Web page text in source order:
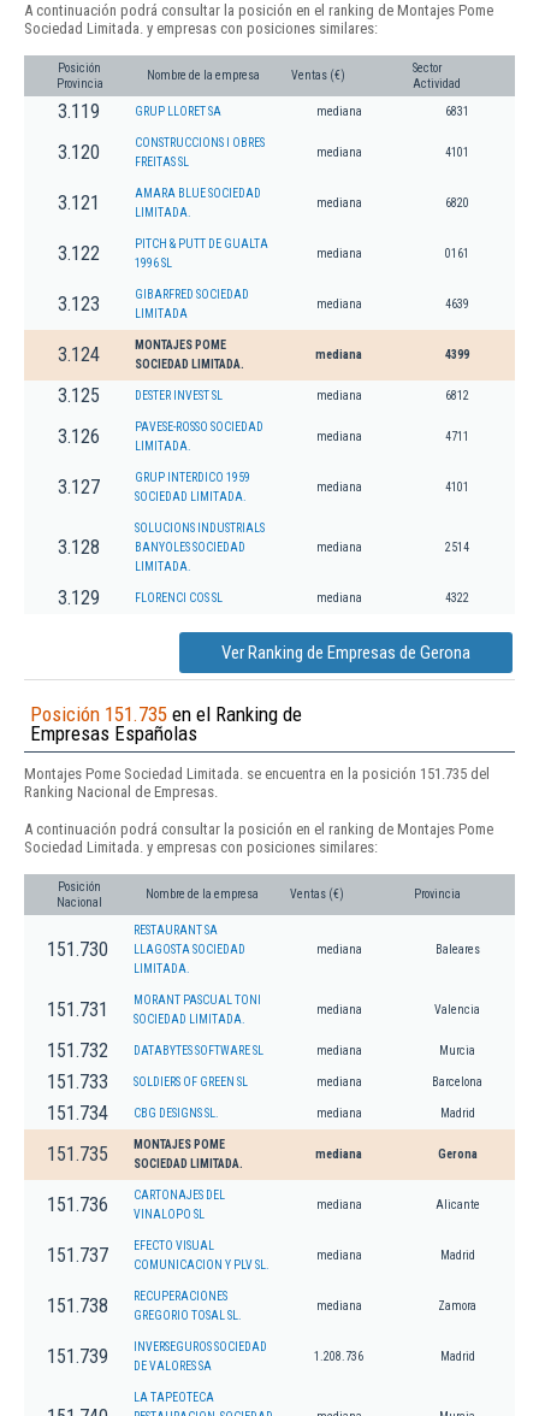
A continuación podrá consultar la posición en el ranking de Montajes Pome
Sociedad Limitada. y empresas con posiciones similares:
Posición
Provincia
Nombre de la empresa Ventas (€)
Sector
Actividad
3.119 GRUP LLORET SA mediana 6831
3.120
CONSTRUCCIONS I OBRES
FREITAS SL
mediana 4101
3.121
AMARA BLUE SOCIEDAD
LIMITADA.
mediana 6820
3.122
PITCH & PUTT DE GUALTA
1996 SL
mediana 0161
3.123
GIBARFRED SOCIEDAD
LIMITADA
mediana 4639
3.124
MONTAJES POME
SOCIEDAD LIMITADA.
mediana 4399
3.125 DESTER INVEST SL mediana 6812
3.126
PAVESE-ROSSO SOCIEDAD
LIMITADA.
mediana 4711
3.127
GRUP INTERDICO 1959
SOCIEDAD LIMITADA.
mediana 4101
3.128
SOLUCIONS INDUSTRIALS
BANYOLES SOCIEDAD
LIMITADA.
mediana 2514
3.129 FLORENCI COS SL mediana 4322
Ver Ranking de Empresas de Gerona
Posición 151.735 en el Ranking de
Empresas Españolas
Montajes Pome Sociedad Limitada. se encuentra en la posición 151.735 del
Ranking Nacional de Empresas.
A continuación podrá consultar la posición en el ranking de Montajes Pome
Sociedad Limitada. y empresas con posiciones similares:
Posición
Nacional
Nombre de la empresa Ventas (€) Provincia
151.730
RESTAURANT SA
LLAGOSTA SOCIEDAD
LIMITADA.
mediana Baleares
151.731
MORANT PASCUAL TONI
SOCIEDAD LIMITADA.
mediana Valencia
151.732 DATABYTES SOFTWARE SL mediana Murcia
151.733 SOLDIERS OF GREEN SL mediana Barcelona
151.734 CBG DESIGNS SL. mediana Madrid
151.735
MONTAJES POME
SOCIEDAD LIMITADA.
mediana Gerona
151.736
CARTONAJES DEL
VINALOPO SL
mediana Alicante
151.737
EFECTO VISUAL
COMUNICACION Y PLV SL.
mediana Madrid
151.738
RECUPERACIONES
GREGORIO TOSAL SL.
mediana Zamora
151.739
INVERSEGUROS SOCIEDAD
DE VALORES SA
1.208.736 Madrid
LA TAPEOTECA